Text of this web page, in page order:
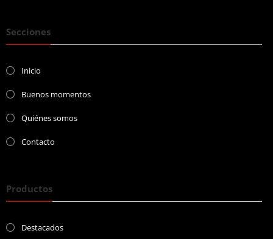
Secciones
Inicio
Buenos momentos
Quiénes somos
Contacto
Productos
Destacados